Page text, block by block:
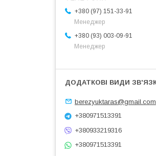
+380 (97) 151-33-91
Менеджер
+380 (93) 003-09-91
Менеджер
berezyuktaras@gmail.com
+380971513391
+380933219316
+380971513391